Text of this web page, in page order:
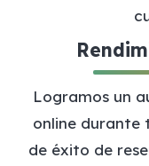
Logramos un
online durante
de éxito de